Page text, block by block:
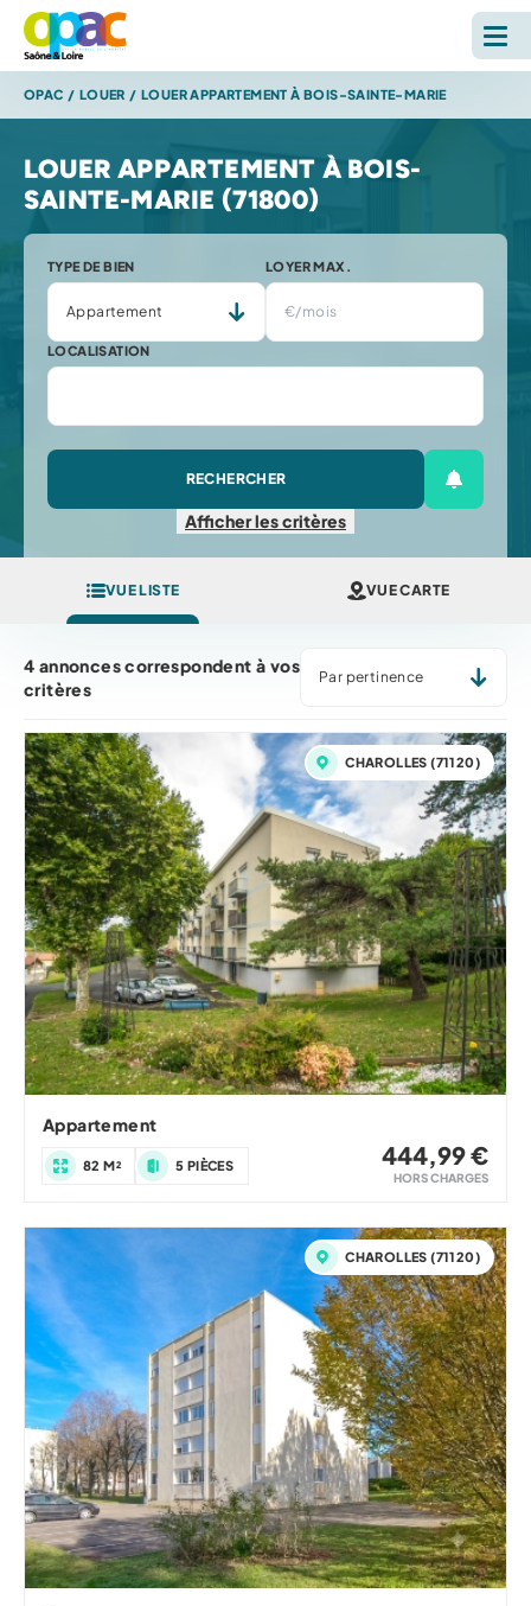
LOUER
ACHETER
L'OPAC
S'INFORMER
ESPACE PERSONNEL
OPAC / LOUER / LOUER APPARTEMENT À BOIS-SAINTE-MARIE
LOUER APPARTEMENT À BOIS-
SAINTE-MARIE (71800)
TYPE DE BIEN LOYER MAX.
LOCALISATION
RECHERCHER
Créer
Afficherles critères
VUE LISTE VUE CARTE
4 annonces correspondent à vos
critères
CHAROLLES (71120)
Appartement
82 M² 5 PIÈCES 444,99 €
HORS CHARGES
CHAROLLES (71120)